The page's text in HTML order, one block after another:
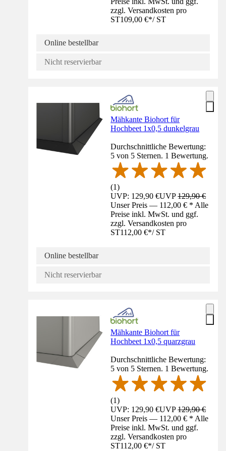
zzgl. Versandkosten pro
ST109,00 €*/ ST
Online bestellbar
Nicht reservierbar
Mähkante Biohort für
Hochbeet 1x0,5 dunkelgrau
Durchschnittliche Bewertung:
5 von 5 Sternen. 1 Bewertung.
(1)
UVP: 129,90 €UVP129,90 €
Unser Preis — 112,00 € * Alle
Preise inkl. MwSt. und ggf.
zzgl. Versandkosten pro
ST112,00 €*/ ST
Online bestellbar
Nicht reservierbar
Mähkante Biohort für
Hochbeet 1x0,5 quarzgrau
Durchschnittliche Bewertung:
5 von 5 Sternen. 1 Bewertung.
(1)
UVP: 129,90 €UVP129,90 €
Unser Preis — 112,00 € * Alle
Preise inkl. MwSt. und ggf.
zzgl. Versandkosten pro
ST112,00 €*/ ST